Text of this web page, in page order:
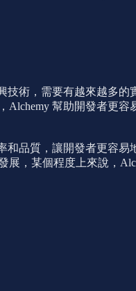
技術，需要有越來越多
幫助開發者更
品質，讓開發者更容
，某個程度上來說，